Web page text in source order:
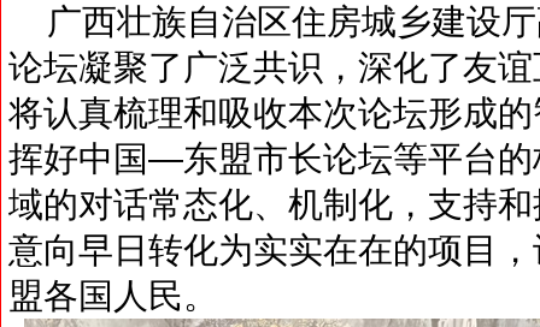
广西壮族自治区住房城乡建设
论坛凝聚了广泛共识，深化了友
将认真梳理和吸收本次论坛形成
挥好中国—东盟市长论坛等平台
域的对话常态化、机制化，支持
意向早日转化为实实在在的项目
盟各国人民。